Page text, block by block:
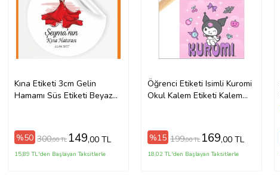
Kına Etiketi 3cm Gelin
Hamamı Süs Etiketi Beyaz
%50 300,00 TL 149,00 TL
15,89 TL'den Başlayan Taksitlerle
Öğrenci Etiketi Isimli Kuromi
Okul Kalem Etiketi Kalem
%15 199,00 TL 169,00 TL
18,02 TL'den Başlayan Taksitlerle